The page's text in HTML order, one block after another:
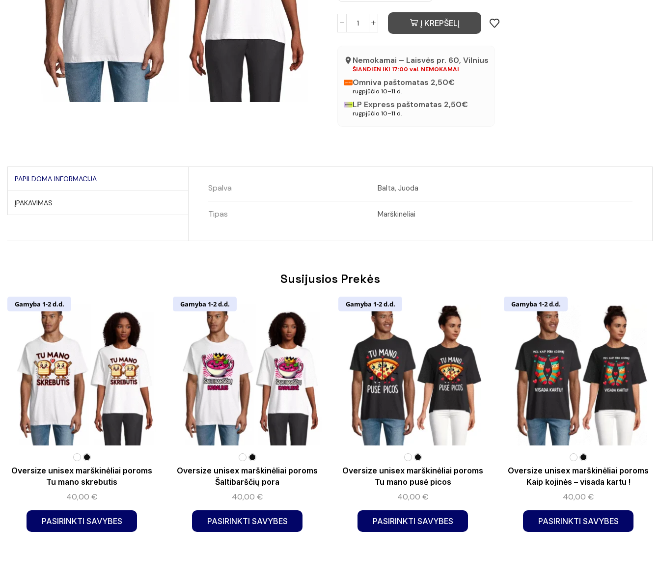
Į KREPŠELĮ
Nemokamai – Laisvės pr. 60, Vilnius
ŠIANDIEN IKI 17:00 val. NEMOKAMAI
Omniva paštomatas 2,50€
rugpjūčio 10–11 d.
LP Express paštomatas 2,50€
rugpjūčio 10–11 d.
PAPILDOMA INFORMACIJA
ĮPAKAVIMAS
Spalva Balta, Juoda
Tipas Marškinėliai
Susijusios Prekės
Gamyba 1-2 d.d.
Oversize unisex marškinėliai poroms
Tu mano skrebutis
40,00 €
PASIRINKTI SAVYBES
Gamyba 1-2 d.d.
Oversize unisex marškinėliai poroms
Šaltibarščių pora
40,00 €
PASIRINKTI SAVYBES
Gamyba 1-2 d.d.
Oversize unisex marškinėliai poroms
Tu mano pusė picos
40,00 €
PASIRINKTI SAVYBES
Gamyba 1-2 d.d.
Oversize unisex marškinėliai poroms
Kaip kojinės – visada kartu !
40,00 €
PASIRINKTI SAVYBES